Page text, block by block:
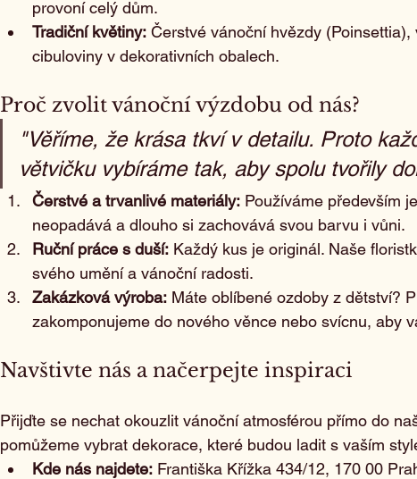
provoní celý dům.
Tradiční květiny: Čerstvé vánoční hvězdy
cibuloviny v dekorativních obalech.
Proč zvolit vánoční výzdobu od nás?
"Věříme, že krása tkví v detailu. Proto
větvičku vybíráme tak, aby spolu tvořily
Čerstvé a trvanlivé materiály: Používáme především
neopadává a dlouho si zachovává svou barvu i vůni.
Ruční práce s duší: Každý kus je originál. Naše
svého umění a vánoční radosti.
Zakázková výroba: Máte oblíbené ozdoby z dětství?
zakomponujeme do nového věnce nebo svícnu, aby
Navštivte nás a načerpejte inspiraci
Přijďte se nechat okouzlit vánoční atmosférou přímo do
pomůžeme vybrat dekorace, které budou ladit s vaším
Kde nás najdete: Františka Křížka 434/12, 170 00